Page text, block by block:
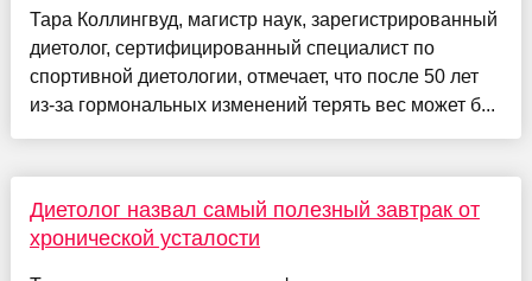
Тара Коллингвуд, магистр наук, зарегистрированный
диетолог, сертифицированный специалист по
спортивной диетологии, отмечает, что после 50 лет
из-за гормональных изменений терять вес может б...
Диетолог назвал самый полезный завтрак от
хронической усталости